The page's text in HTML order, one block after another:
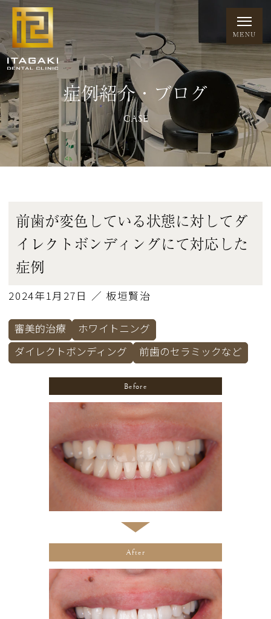
症例紹介・ブログ
CASE
前歯が変色している状態に対してダ
イレクトボンディングにて対応した
症例
2024年1月27日 ／ 板垣賢治
審美的治療
ホワイトニング
ダイレクトボンディング
前歯のセラミックなど
Before
After